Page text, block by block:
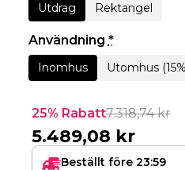
Utdrag Rektangel
Användning *
Inomhus Utomhus
25% Rabatt7.318,74kr
5.489,08 kr
Beställt före 23:59